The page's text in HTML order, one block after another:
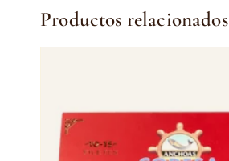
Productos relacionados